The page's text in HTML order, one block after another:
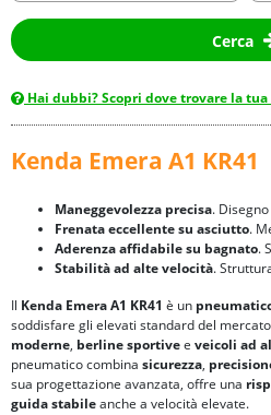
Cerca
Hai dubbi? Scopri dove trovare la
Kenda Emera A1 KR41
Maneggevolezza precisa.
Frenata eccellente su asciutto.
Aderenza affidabile su bagnato.
Stabilità ad alte velocità.
Il Kenda Emera A1 KR41 è un
soddisfare gli elevati standard del
moderne, berline sportivee veicoli ad
pneumatico combina sicurezza,
sua progettazione avanzata, offre una
guida stabileanche a velocità elevate.